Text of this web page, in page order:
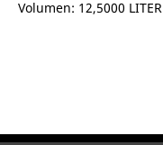
Volumen: 12,5000 LITER